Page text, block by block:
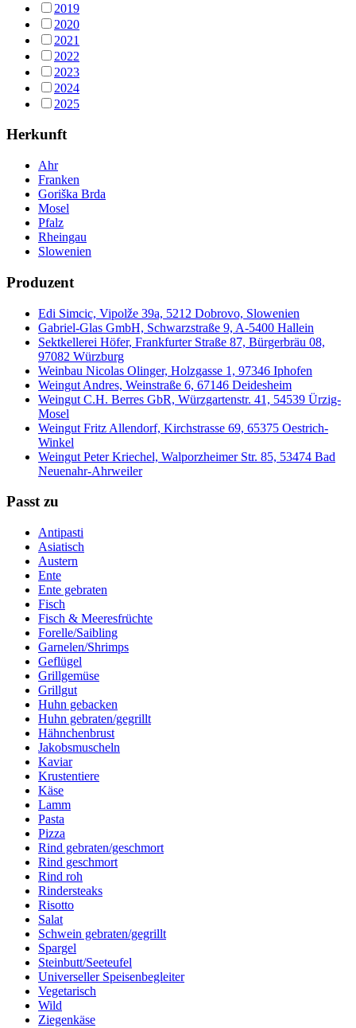
2019
2020
2021
2022
2023
2024
2025
Herkunft
Ahr
Franken
Goriška Brda
Mosel
Pfalz
Rheingau
Slowenien
Produzent
Edi Simcic, Vipolže 39a, 5212 Dobrovo, Slowenien
Gabriel-Glas GmbH, Schwarzstraße 9, A-5400 Hallein
Sektkellerei Höfer, Frankfurter Straße 87, Bürgerbräu 08,
97082 Würzburg
Weinbau Nicolas Olinger, Holzgasse 1, 97346 Iphofen
Weingut Andres, Weinstraße 6, 67146 Deidesheim
Weingut C.H. Berres GbR, Würzgartenstr. 41, 54539 Ürzig-
Mosel
Weingut Fritz Allendorf, Kirchstrasse 69, 65375 Oestrich-
Winkel
Weingut Peter Kriechel, Walporzheimer Str. 85, 53474 Bad
Neuenahr-Ahrweiler
Passt zu
Antipasti
Asiatisch
Austern
Ente
Ente gebraten
Fisch
Fisch & Meeresfrüchte
Forelle/Saibling
Garnelen/Shrimps
Geflügel
Grillgemüse
Grillgut
Huhn gebacken
Huhn gebraten/gegrillt
Hähnchenbrust
Jakobsmuscheln
Kaviar
Krustentiere
Käse
Lamm
Pasta
Pizza
Rind gebraten/geschmort
Rind geschmort
Rind roh
Rindersteaks
Risotto
Salat
Schwein gebraten/gegrillt
Spargel
Steinbutt/Seeteufel
Universeller Speisenbegleiter
Vegetarisch
Wild
Ziegenkäse